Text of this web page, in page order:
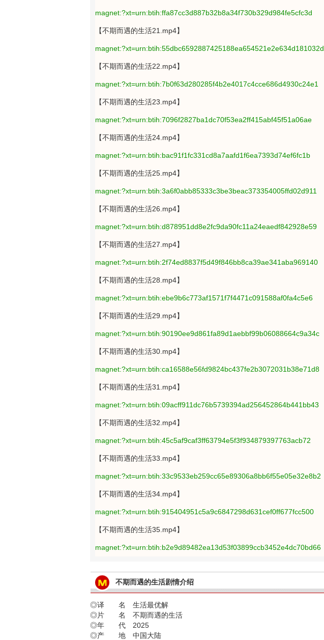
magnet:?xt=urn:btih:ffa87cc3d887b32b8a34f730b329d984fe5cfc3d
【不期而遇的生活21.mp4】
magnet:?xt=urn:btih:55dbc6592887425188ea654521e2e634d181032d
【不期而遇的生活22.mp4】
magnet:?xt=urn:btih:7b0f63d280285f4b2e4017c4cce686d4930c24e1
【不期而遇的生活23.mp4】
magnet:?xt=urn:btih:7096f2827ba1dc70f53ea2ff415abf45f51a06ae
【不期而遇的生活24.mp4】
magnet:?xt=urn:btih:bac91f1fc331cd8a7aafd1f6ea7393d74ef6fc1b
【不期而遇的生活25.mp4】
magnet:?xt=urn:btih:3a6f0abb85333c3be3beac373354005ffd02d911
【不期而遇的生活26.mp4】
magnet:?xt=urn:btih:d878951dd8e2fc9da90fc11a24eaedf842928e59
【不期而遇的生活27.mp4】
magnet:?xt=urn:btih:2f74ed8837f5d49f846bb8ca39ae341aba969140
【不期而遇的生活28.mp4】
magnet:?xt=urn:btih:ebe9b6c773af1571f7f4471c091588af0fa4c5e6
【不期而遇的生活29.mp4】
magnet:?xt=urn:btih:90190ee9d861fa89d1aebbf99b06088664c9a34c
【不期而遇的生活30.mp4】
magnet:?xt=urn:btih:ca16588e56fd9824bc437fe2b3072031b38e71d8
【不期而遇的生活31.mp4】
magnet:?xt=urn:btih:09acff911dc76b5739394ad256452864b441bb43
【不期而遇的生活32.mp4】
magnet:?xt=urn:btih:45c5af9caf3ff63794e5f3f934879397763acb72
【不期而遇的生活33.mp4】
magnet:?xt=urn:btih:33c9533eb259cc65e89306a8bb6f55e05e32e8b2
【不期而遇的生活34.mp4】
magnet:?xt=urn:btih:915404951c5a9c6847298d631cef0ff677fcc500
【不期而遇的生活35.mp4】
magnet:?xt=urn:btih:b2e9d89482ea13d53f03899ccb3452e4dc70bd66
不期而遇的生活剧情介绍
◎译 名 生活最优解
◎片 名 不期而遇的生活
◎年 代 2025
◎产 地 中国大陆